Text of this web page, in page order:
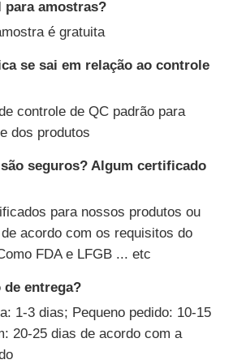
para amostras?
é gratuita
se sai em relação ao controle
controle de QC padrão para
dos produtos
seguros? Algum certificado
para nossos produtos ou
acordo com os requisitos do
FDA e LFGB ... etc
de entrega?
1-3 dias; Pequeno pedido: 10-15
20-25 dias de acordo com a